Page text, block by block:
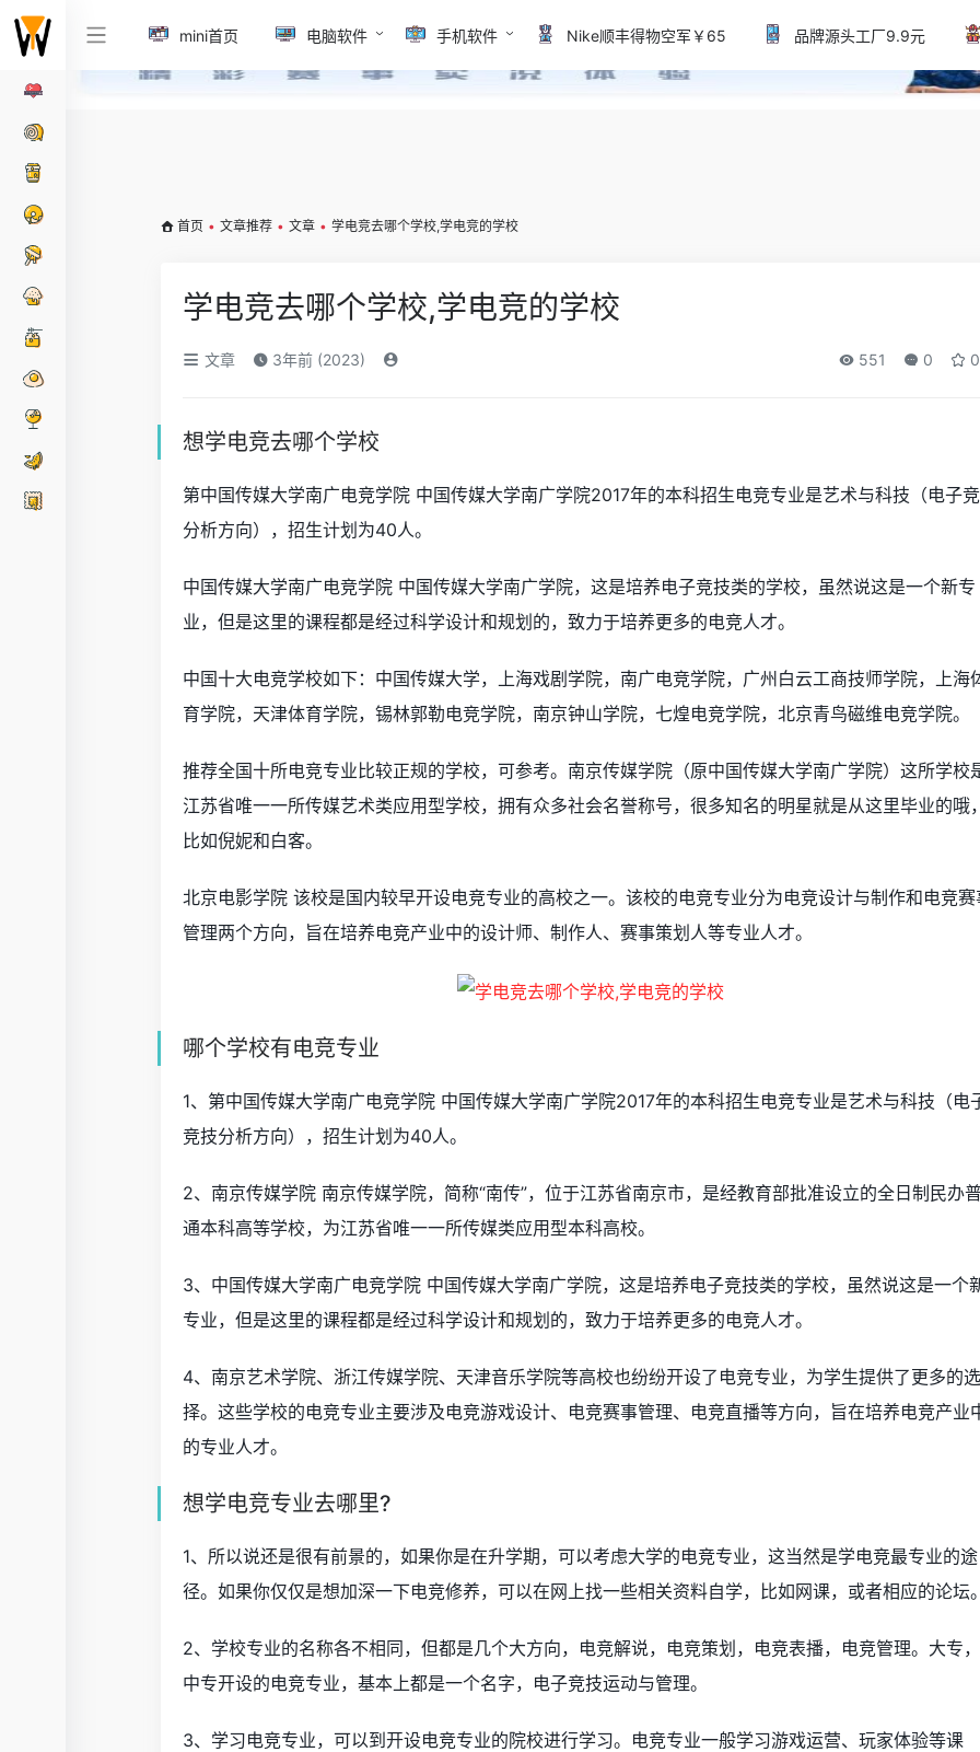
mini首页 电脑软件 手机软件 Nike顺丰得物空军￥65 品牌源头工厂9.9元
首页 • 文章推荐 • 文章 • 学电竞去哪个学校,学电竞的学校
学电竞去哪个学校,学电竞的学校
文章 3年前 (2023) 551 0 0
想学电竞去哪个学校
第中国传媒大学南广电竞学院 中国传媒大学南广学院2017年的本科招生电竞专业是艺术与科技（电子
分析方向），招生计划为40人。
中国传媒大学南广电竞学院 中国传媒大学南广学院，这是培养电子竞技类的学校，虽然说这是一个新专
业，但是这里的课程都是经过科学设计和规划的，致力于培养更多的电竞人才。
中国十大电竞学校如下：中国传媒大学，上海戏剧学院，南广电竞学院，广州白云工商技师学院，上海
育学院，天津体育学院，锡林郭勒电竞学院，南京钟山学院，七煌电竞学院，北京青鸟磁维电竞学院。
推荐全国十所电竞专业比较正规的学校，可参考。南京传媒学院（原中国传媒大学南广学院）这所学校
江苏省唯一一所传媒艺术类应用型学校，拥有众多社会名誉称号，很多知名的明星就是从这里毕业的哦，
比如倪妮和白客。
北京电影学院 该校是国内较早开设电竞专业的高校之一。该校的电竞专业分为电竞设计与制作和电竞赛
管理两个方向，旨在培养电竞产业中的设计师、制作人、赛事策划人等专业人才。
哪个学校有电竞专业
1、第中国传媒大学南广电竞学院 中国传媒大学南广学院2017年的本科招生电竞专业是艺术与科技（电
竞技分析方向），招生计划为40人。
2、南京传媒学院 南京传媒学院，简称“南传”，位于江苏省南京市，是经教育部批准设立的全日制民办
通本科高等学校，为江苏省唯一一所传媒类应用型本科高校。
3、中国传媒大学南广电竞学院 中国传媒大学南广学院，这是培养电子竞技类的学校，虽然说这是一个
专业，但是这里的课程都是经过科学设计和规划的，致力于培养更多的电竞人才。
4、南京艺术学院、浙江传媒学院、天津音乐学院等高校也纷纷开设了电竞专业，为学生提供了更多的选
择。这些学校的电竞专业主要涉及电竞游戏设计、电竞赛事管理、电竞直播等方向，旨在培养电竞产业
的专业人才。
想学电竞专业去哪里?
1、所以说还是很有前景的，如果你是在升学期，可以考虑大学的电竞专业，这当然是学电竞最专业的途
径。如果你仅仅是想加深一下电竞修养，可以在网上找一些相关资料自学，比如网课，或者相应的论坛。
2、学校专业的名称各不相同，但都是几个大方向，电竞解说，电竞策划，电竞表播，电竞管理。大专，
中专开设的电竞专业，基本上都是一个名字，电子竞技运动与管理。
3、学习电竞专业，可以到开设电竞专业的院校进行学习。电竞专业一般学习游戏运营、玩家体验等课